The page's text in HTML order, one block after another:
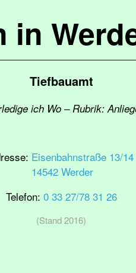
in
Tiefbauamt
ich Wo – Rubrik:
Eisenbahnstraße 13/14
14542 Werder
Telefon: 0 33 27/78 31 26
(Stand 2016)